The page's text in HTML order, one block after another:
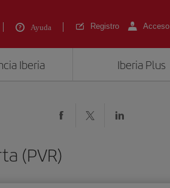
Ayuda Registro Acceso
Iberia Iberia Plus
(PVR)